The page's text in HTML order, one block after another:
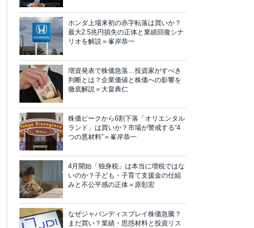
ホンダ上場来初の赤字転落は買いか？
最大2.5兆円損失の正体と業績回復シナ
リオを解説＝峯岸恭一
増資発表で株価急落…投資家がすべき
判断とは？企業価値と株価への影響を
徹底解説＝大畠典仁
株価ピークから6割下落「オリエンタル
ランド」は買いか？市場が警戒する“4
つの悪材料”＝峯岸恭一
4月開始「独身税」は本当に増税ではな
いのか？子ども・子育て支援金の仕組
みと不公平感の正体＝原彰宏
なぜジャパンディスプレイ株価急騰？
まだ買い？業績・思惑材料と投資リス